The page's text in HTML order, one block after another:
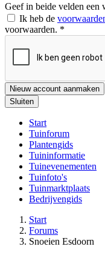
Geef in beide velden een
Ik heb de
voorwaarden. *
Nieuw account aanmaken
Sluiten
Start
Tuinforum
Plantengids
Tuininformatie
Tuinevenementen
Tuinfoto's
Tuinmarktplaats
Bedrijvengids
Start
Forums
Snoeien Esdoorn